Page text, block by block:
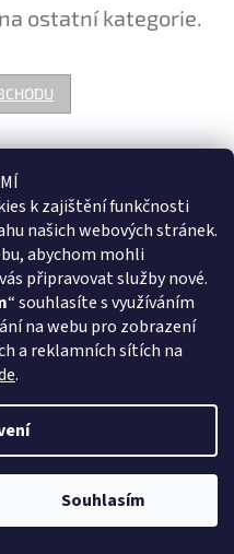
kzajištění funkčnosti
našich webových stránek.
abychom mohli
připravovat služby nové.
“ souhlasíte s využíváním
na webu pro zobrazení
a reklamních sítích na
.
Souhlasím
ostatní kategorie.
Přímo od českého
Shoptet
práva vyhrazena.Upravit